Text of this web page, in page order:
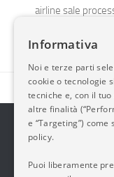
airline sale
2014-2026
Questo blog
periodicità. Non
Informativa
Noi e terze parti
cookie o tecnologie
tecniche e, con il
altre finalità
e “Targeting”)
policy.
Puoi liberamente